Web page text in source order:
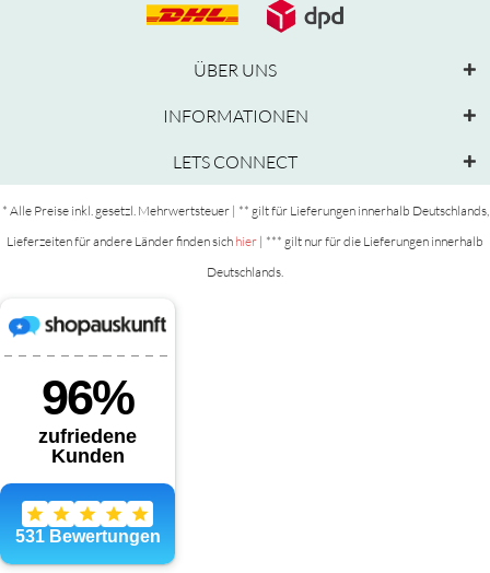
ÜBER UNS
INFORMATIONEN
LETS CONNECT
* Alle Preise inkl. gesetzl. Mehrwertsteuer | ** gilt für Lieferungen innerhalb Deutschlands,
Lieferzeiten für andere Länder finden sich hier | *** gilt nur für die Lieferungen innerhalb
Deutschlands.